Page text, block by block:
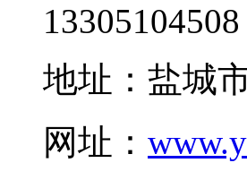
13305104508
地址：盐城
网址：